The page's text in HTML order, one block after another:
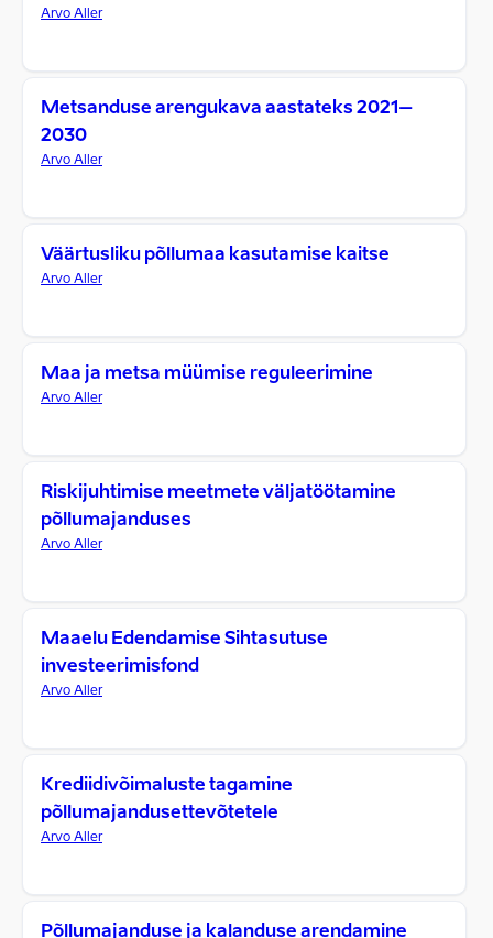
Arvo Aller
Metsanduse arengukava aastateks 2021–
2030
Arvo Aller
Väärtusliku põllumaa kasutamise kaitse
Arvo Aller
Maa ja metsa müümise reguleerimine
Arvo Aller
Riskijuhtimise meetmete väljatöötamine
põllumajanduses
Arvo Aller
Maaelu Edendamise Sihtasutuse
investeerimisfond
Arvo Aller
Krediidivõimaluste tagamine
põllumajandusettevõtetele
Arvo Aller
Põllumajanduse ja kalanduse arendamine